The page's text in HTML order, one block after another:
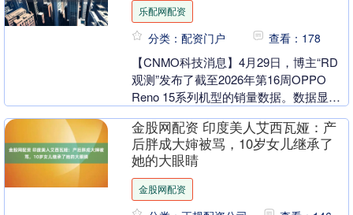
乐配网配资
分类：配资门户 查看：178
【CNMO科技消息】4月29日，博主“RD
观测”发布了截至2026年第16周OPPO
Reno 15系列机型的销量数据。数据显
金股网配资 印度美人艾西瓦娅：产
后胖成大婶被骂，10岁女儿继承了
她的大眼睛
金股网配资